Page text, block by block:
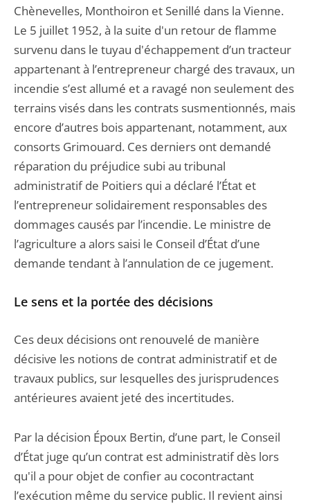
Chènevelles, Monthoiron et Senillé dans la Vienne.
Le 5 juillet 1952, à la suite d'un retour de flamme
survenu dans le tuyau d'échappement d’un tracteur
appartenant à l’entrepreneur chargé des travaux, un
incendie s’est allumé et a ravagé non seulement des
terrains visés dans les contrats susmentionnés, mais
encore d’autres bois appartenant, notamment, aux
consorts Grimouard. Ces derniers ont demandé
réparation du préjudice subi au tribunal
administratif de Poitiers qui a déclaré l’État et
l’entrepreneur solidairement responsables des
dommages causés par l’incendie. Le ministre de
l’agriculture a alors saisi le Conseil d’État d’une
demande tendant à l’annulation de ce jugement.
Le sens et la portée des décisions
Ces deux décisions ont renouvelé de manière
décisive les notions de contrat administratif et de
travaux publics, sur lesquelles des jurisprudences
antérieures avaient jeté des incertitudes.
Par la décision Époux Bertin, d’une part, le Conseil
d’État juge qu’un contrat est administratif dès lors
qu'il a pour objet de confier au cocontractant
l’exécution même du service public. Il revient ainsi